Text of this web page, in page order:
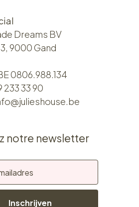
Dreams BV
9000 Gand
0806.988.134
233 33 90
notre newsletter
Inschrijven